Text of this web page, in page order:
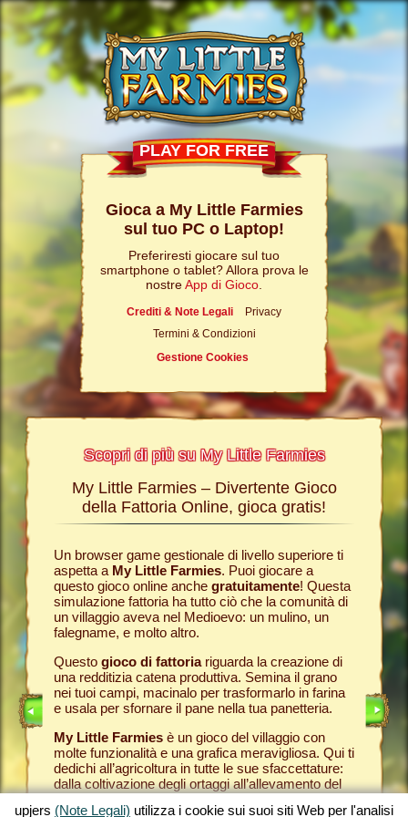
PLAY FOR FREE
Gioca a My Little Farmies
sul tuo PC o Laptop!
Preferiresti giocare sul tuo
smartphone o tablet? Allora prova le
nostreApp di Gioco
Crediti & Note Legali
Privacy
Termini & Condizioni
Gestione Cookies
Scopri di più su My Little Farmies
Nelle
nostro
sui
My Little Farmies – Divertente Gioco
della Fattoria Online, gioca gratis!
Un browser game gestionale di livello superiore ti
aspetta a My Little Farmies. Puoi giocare a
questo gioco online anche gratuitamente! Questa
simulazione fattoria ha tutto ciò che la comunità di
un villaggio aveva nel Medioevo: un mulino, un
falegname, e molto altro.
Questo gioco di fattoriariguarda la creazione di
una redditizia catena produttiva. Semina il grano
nei tuoi campi, macinalo per trasformarlo in farina
e usala per sfornare il pane nella tua panetteria.
My Little Farmiesè un gioco del villaggio con
molte funzionalità e una grafica meravigliosa. Qui ti
dedichi all’agricoltura in tutte le sue sfaccettature:
dalla coltivazione degli ortaggi all’allevamento del
Tutto
nella
Per
nella
Come
ti
che
gran
creato
My
gioco
upjers (Note Legali) utilizza i cookie sui suoi siti Web per l'analisi